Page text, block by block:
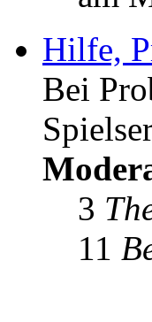
Hilfe,
Bei
3
11